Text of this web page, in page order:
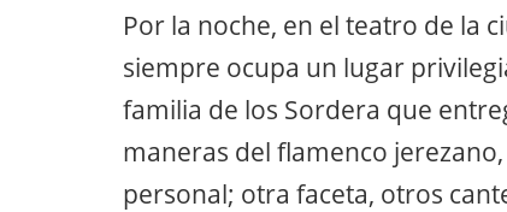
Por la noche, en el teatro de la
siempre ocupa un lugar
familia de los Sordera que
maneras del flamenco
personal; otra faceta, otros